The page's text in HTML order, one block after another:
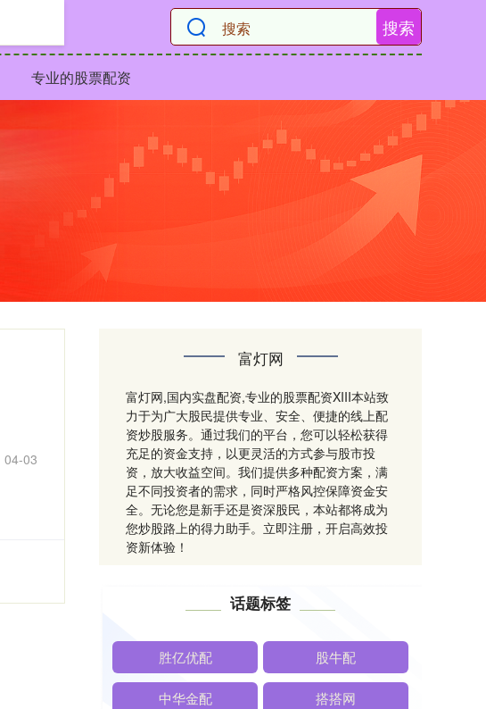
搜索
专业的股票配资
04-03
富灯网
富灯网,国内实盘配资,专业的股票配资XIII‌本站致
力于为广大股民提供专业、安全、便捷的线上配
资炒股服务。通过我们的平台，您可以轻松获得
充足的资金支持，以更灵活的方式参与股市投
资，放大收益空间。我们提供多种配资方案，满
足不同投资者的需求，同时严格风控保障资金安
全。无论您是新手还是资深股民，本站都将成为
您炒股路上的得力助手。立即注册，开启高效投
资新体验！
话题标签
胜亿优配 股牛配
中华金配 搭搭网